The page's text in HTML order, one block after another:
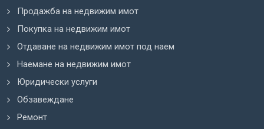
Продажба на недвижим имот
Покупка на недвижим имот
Отдаване на недвижим имот под наем
Наемане на недвижим имот
Юридически услуги
Обзавеждане
Ремонт